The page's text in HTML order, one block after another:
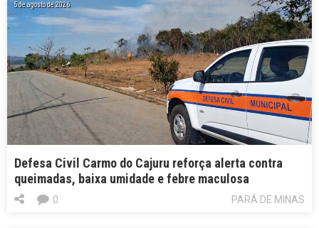
5 de agosto de 2026
Defesa Civil Carmo do Cajuru reforça alerta contra
queimadas, baixa umidade e febre maculosa
PARÁ DE MINAS
0